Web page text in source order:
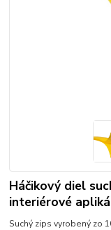
Háčikový diel
interiérové
Suchý zips vyrobený zo